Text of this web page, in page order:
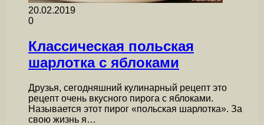
20.02.2019
0
Классическая польская
шарлотка с яблоками
Друзья, сегодняшний кулинарный рецепт это
рецепт очень вкусного пирога с яблоками.
Называется этот пирог «польская шарлотка». За
свою жизнь я…